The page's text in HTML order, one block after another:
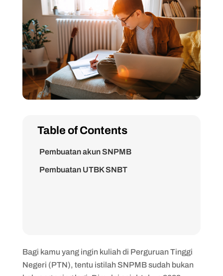
Table of Contents
Pembuatan akun SNPMB
Pembuatan UTBK SNBT
Bagi kamu yang ingin kuliah di Perguruan Tinggi
Negeri (PTN), tentu istilah SNPMB sudah bukan